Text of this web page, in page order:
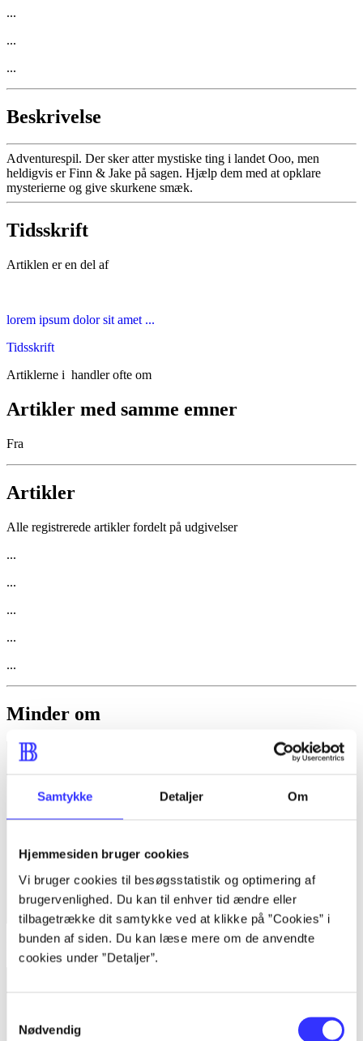
Samtykke Detaljer Om
Hjemmesiden bruger cookies
Vi bruger cookies til besøgsstatistik og optimering af
brugervenlighed. Du kan til enhver tid ændre eller
tilbagetrække dit samtykke ved at klikke på ”Cookies” i
bunden af siden. Du kan læse mere om de anvendte
cookies under ”Detaljer”.
Nødvendig
...
...
...
Beskrivelse
Adventurespil. Der sker atter mystiske ting i landet Ooo, men
heldigvis er Finn & Jake på sagen. Hjælp dem med at opklare
mysterierne og give skurkene smæk.
Tidsskrift
Artiklen er en del af
lorem ipsum dolor sit amet ...
Tidsskrift
Artiklerne i handler ofte om
Artikler med samme emner
Fra
Artikler
Alle registrerede artikler fordelt på udgivelser
...
...
...
...
...
Minder om
Lego Ninjago - shadow of Ronin